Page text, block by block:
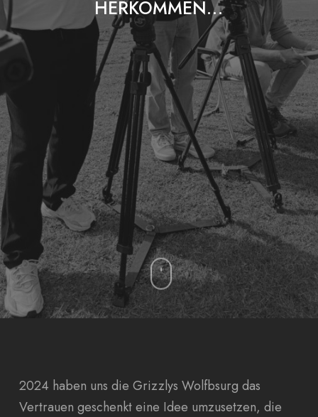
HERKOMMEN…
2024 haben uns die Grizzlys Wolfbsurg das
Vertrauen geschenkt eine Idee umzusetzen, die